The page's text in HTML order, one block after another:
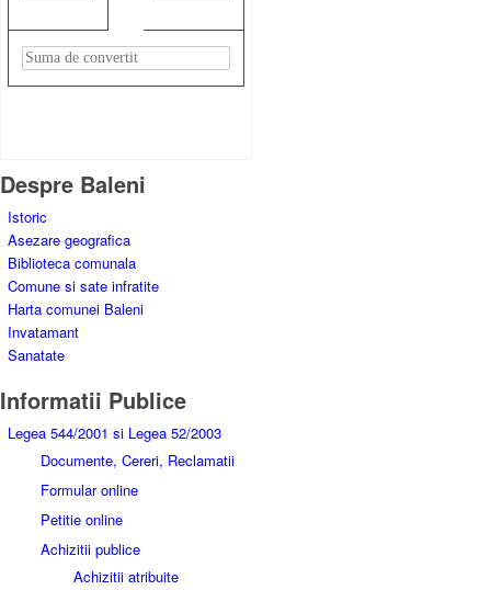
Despre Baleni
Istoric
Asezare geografica
Biblioteca comunala
Comune si sate infratite
Harta comunei Baleni
Invatamant
Sanatate
Informatii Publice
Legea 544/2001 si Legea 52/2003
Documente, Cereri, Reclamatii
Formular online
Petitie online
Achizitii publice
Achizitii atribuite